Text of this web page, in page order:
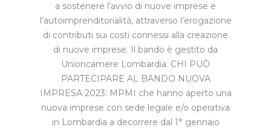
a sostenere l’avvio di nuove imprese e
l’autoimprenditorialità, attraverso l’erogazione
di contributi sui costi connessi alla creazione
di nuove imprese. Il bando è gestito da
Unioncamere Lombardia. CHI PUÒ
PARTECIPARE AL BANDO NUOVA
IMPRESA 2023: MPMI che hanno aperto una
nuova imprese con sede legale e/o operativa
in Lombardia a decorrere dal 1° gennaio